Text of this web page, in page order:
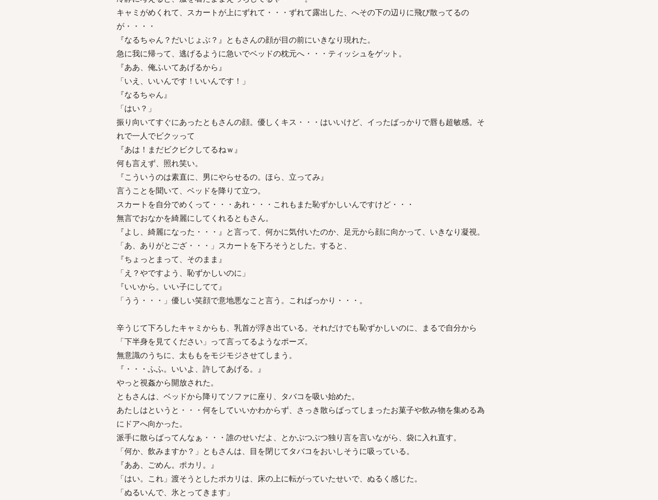
キャミがめくれて、スカートが上にずれて・・・ずれて露出した、へその下の辺りに飛び散ってるの
が・・・・
『なるちゃん？だいじょぶ？』ともさんの顔が目の前にいきなり現れた。
急に我に帰って、逃げるように急いでベッドの枕元へ・・・ティッシュをゲット。
『ああ、俺ふいてあげるから』
「いえ、いいんです！いいんです！」
『なるちゃん』
「はい？」
振り向いてすぐにあったともさんの顔。優しくキス・・・はいいけど、イったばっかりで唇も超敏感。そ
れで一人でビクッって
『あは！まだビクビクしてるねｗ』
何も言えず、照れ笑い。
『こういうのは素直に、男にやらせるの。ほら、立ってみ』
言うことを聞いて、ベッドを降りて立つ。
スカートを自分でめくって・・・あれ・・・これもまた恥ずかしいんですけど・・・
無言でおなかを綺麗にしてくれるともさん。
『よし、綺麗になった・・・』と言って、何かに気付いたのか、足元から顔に向かって、いきなり凝視。
「あ、ありがとござ・・・」スカートを下ろそうとした。すると、
『ちょっとまって、そのまま』
「え？やですよう、恥ずかしいのに」
『いいから。いい子にしてて』
「うう・・・」優しい笑顔で意地悪なこと言う。こればっかり・・・。
辛うじて下ろしたキャミからも、乳首が浮き出ている。それだけでも恥ずかしいのに、まるで自分から
「下半身を見てください」って言ってるようなポーズ。
無意識のうちに、太ももをモジモジさせてしまう。
『・・・ふふ。いいよ、許してあげる。』
やっと視姦から開放された。
ともさんは、ベッドから降りてソファに座り、タバコを吸い始めた。
あたしはというと・・・何をしていいかわからず、さっき散らばってしまったお菓子や飲み物を集める為
にドアへ向かった。
派手に散らばってんなぁ・・・誰のせいだよ、とかぶつぶつ独り言を言いながら、袋に入れ直す。
「何か、飲みますか？」ともさんは、目を閉じてタバコをおいしそうに吸っている。
『ああ、ごめん。ポカリ。』
「はい。これ」渡そうとしたポカリは、床の上に転がっていたせいで、ぬるく感じた。
「ぬるいんで、氷とってきます」